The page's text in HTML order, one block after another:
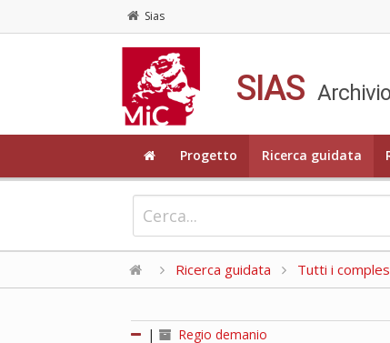
Sias
SIAS
Progetto Ricerca guidata
Ricerca guidata Tutti i
| Regio demanio